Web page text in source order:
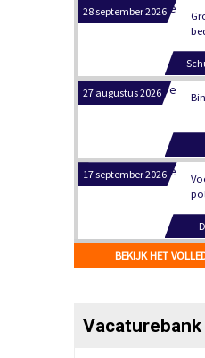
27 augustus 2026
17 september 2026
17 september 2026
17 september 2026
BEKIJK HET
Vacaturebank